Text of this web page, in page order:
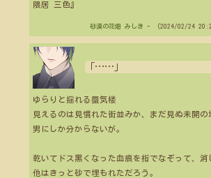
隈居 三色』
砂漠の花畑 みしき - （2024/02/24
……
ゆらりと揺れる蜃気楼
見えるのは見慣れた街並みか、まだ見ぬ未開の
男にしか分からないが。
乾いてドス黒くなった血痕を指でなぞって、消
他はきっと砂で埋もれただろう。